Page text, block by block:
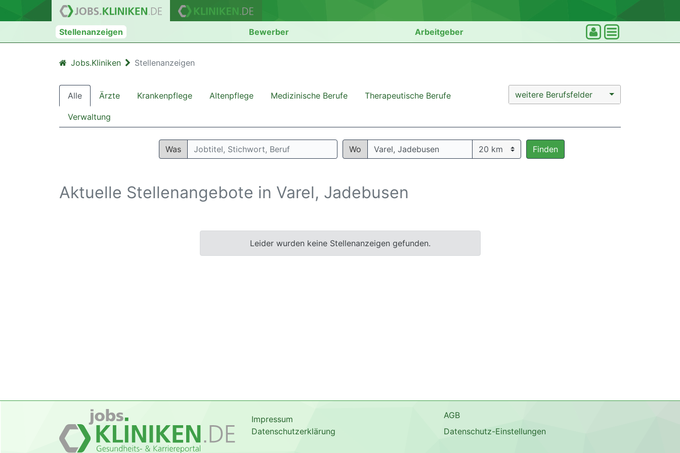
Stellenanzeigen Bewerber Arbeitgeber
Jobs.Kliniken Stellenanzeigen
Alle Ärzte Krankenpflege Altenpflege Medizinische Berufe Therapeutische Berufe
Verwaltung
weitere Berufsfelder
Was Wo Finden
Aktuelle Stellenangebote in Varel, Jadebusen
Leider wurden keine Stellenanzeigen gefunden.
Impressum
Datenschutzerklärung
AGB
Datenschutz-Einstellungen